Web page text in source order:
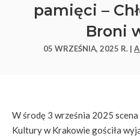
pamięci –
Broni
05 WRZEŚNIA, 2025 R. |
W środę 3 września 2025
Kultury w Krakowie gościła